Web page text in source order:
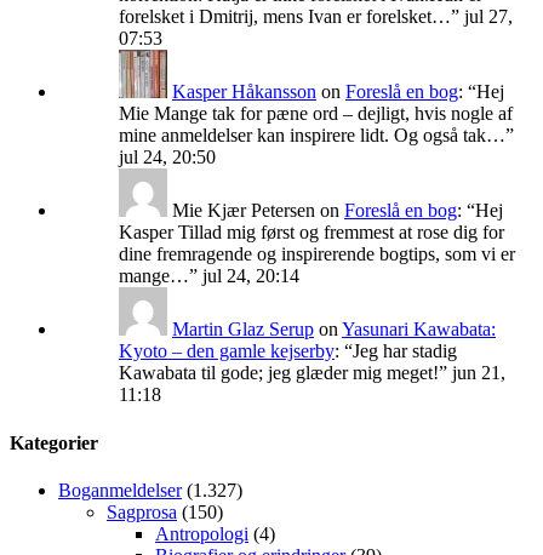
forelsket i Dmitrij, mens Ivan er forelsket…” jul 27,
07:53
Kasper Håkansson on Foreslå en bog: “Hej
Mie Mange tak for pæne ord – dejligt, hvis nogle af
mine anmeldelser kan inspirere lidt. Og også tak…”
jul 24, 20:50
Mie Kjær Petersen on Foreslå en bog: “Hej
Kasper Tillad mig først og fremmest at rose dig for
dine fremragende og inspirerende bogtips, som vi er
mange…” jul 24, 20:14
Martin Glaz Serup onYasunari Kawabata:
Kyoto – den gamle kejserby: “Jeg har stadig
Kawabata til gode; jeg glæder mig meget!” jun 21,
11:18
Kategorier
Boganmeldelser(1.327)
Sagprosa (150)
Antropologi (4)